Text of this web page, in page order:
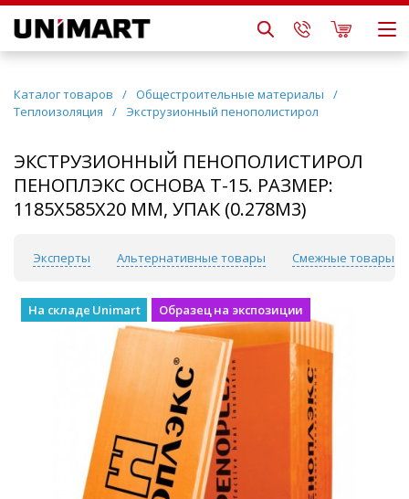
Каталог товаров / Общестроительные материалы
/
Теплоизоляция
/ Экструзионный пенополистирол
ЭКСТРУЗИОННЫЙ ПЕНОПОЛИСТИРОЛ
ПЕНОПЛЭКС ОСНОВА Т-15. РАЗМЕР:
1185Х585Х20 ММ, УПАК (0.278М3)
Эксперты Альтернативные товары Смежные товары
На складе Unimart Образец на экспозиции